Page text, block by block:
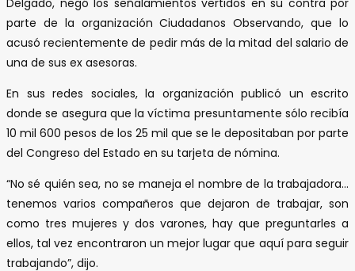
parte de la organización Ciudadanos Observando, que lo
acusó recientemente de pedir más de la mitad del salario de
una de sus ex asesoras.
En sus redes sociales, la organización publicó un escrito
donde se asegura que la víctima presuntamente sólo recibía
10 mil 600 pesos de los 25 mil que se le depositaban por parte
del Congreso del Estado en su tarjeta de nómina.
“No sé quién sea, no se maneja el nombre de la trabajadora…
tenemos varios compañeros que dejaron de trabajar, son
como tres mujeres y dos varones, hay que preguntarles a
ellos, tal vez encontraron un mejor lugar que aquí para seguir
trabajando”, dijo.